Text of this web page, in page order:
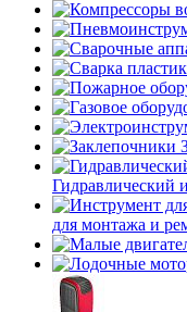
Гидравлический
для монтажа и